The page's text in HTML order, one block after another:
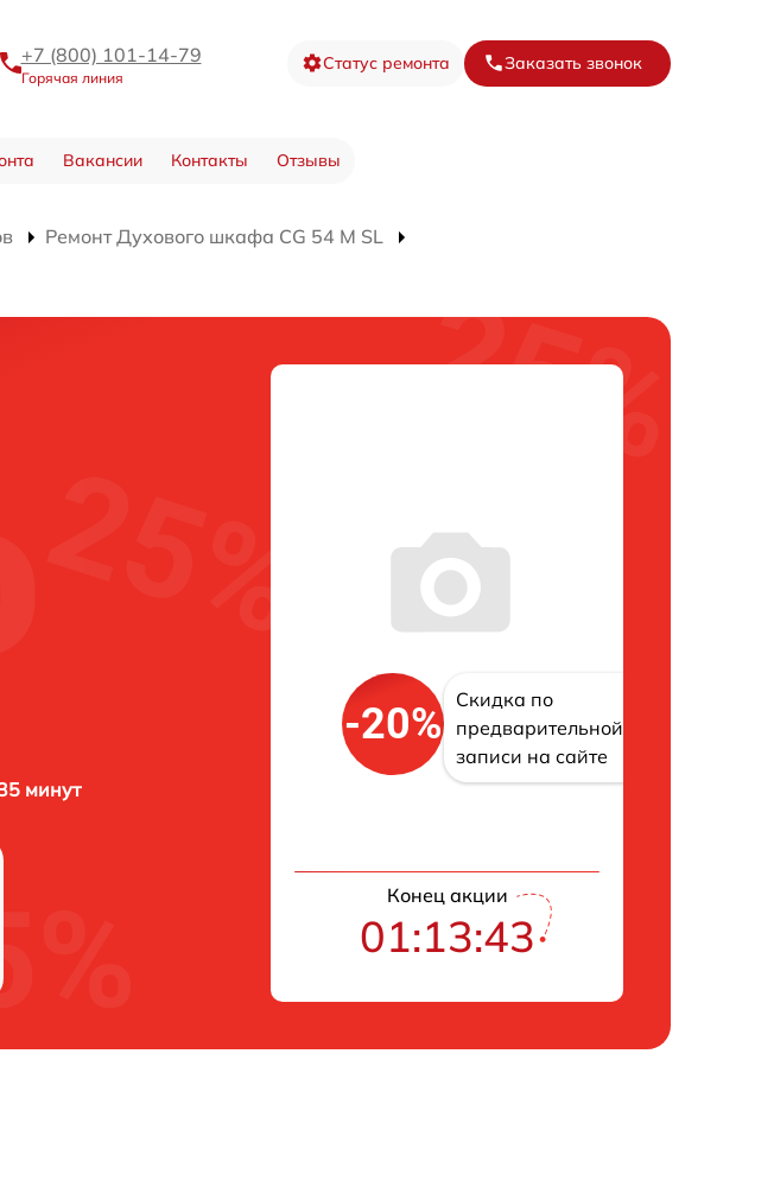
+7 (800) 101-14-79
Горячая линия
Статус ремонта Заказать звонок
Вакансии Контакты Отзывы
Ремонт Духового шкафа CG 54 M SL
минут
-20%
Скидка по
предварительной
записи на сайте
Конец акции
01:13:42